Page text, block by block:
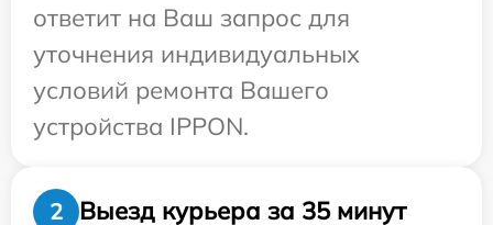
ответит на Ваш запрос для
уточнения индивидуальных
условий ремонта Вашего
устройства IPPON.
2 Выезд курьера за 35 минут